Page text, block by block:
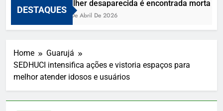
DESTAQUES
Mulher desaparecida é encontrada morta e
10 De Abril De 2026
Home
Guarujá
SEDHUCI intensifica ações e vistoria espaços para
melhor atender idosos e usuários